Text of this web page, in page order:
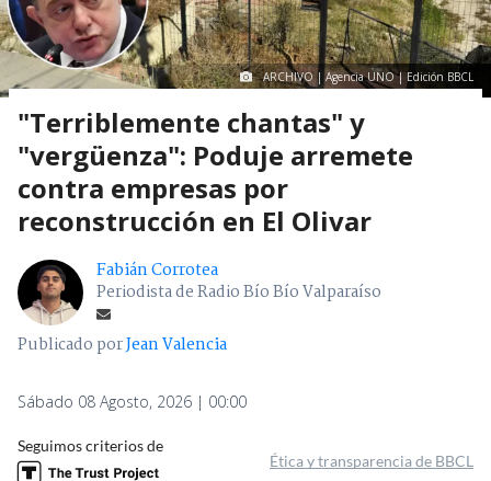
ARCHIVO | Agencia UNO | Edición BBCL
"Terriblemente chantas" y
"vergüenza": Poduje arremete
contra empresas por
reconstrucción en El Olivar
Fabián Corrotea
Periodista de Radio Bío Bío Valparaíso
Publicado porJean Valencia
Sábado 08 Agosto, 2026 | 00:00
Seguimos criterios de
Ética y transparencia de BBCL